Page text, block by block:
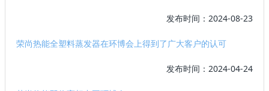
发布时间：2024-08-23
荣尚热能全塑料蒸发器在环博会上得到了广大客户的认可
发布时间：2024-04-24